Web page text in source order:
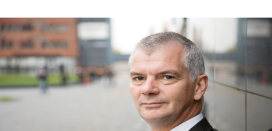
Menu
Home
9 sept: GenAI-training